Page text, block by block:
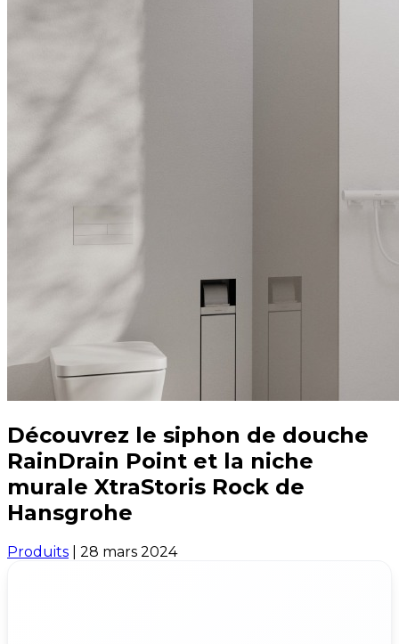
Découvrez le siphon de douche
RainDrain Point et la niche
murale XtraStoris Rock de
Hansgrohe
Produits 28 mars 2024